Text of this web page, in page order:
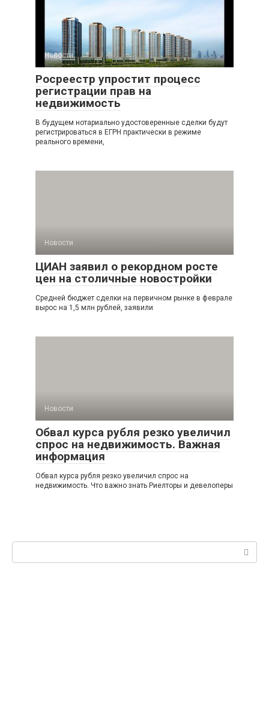
Новости
Росреестр упростит процесс
регистрации прав на
недвижимость
В будущем нотариально удостоверенные сделки будут
регистрироваться в ЕГРН практически в режиме
реального времени,
Новости
ЦИАН заявил о рекордном росте
цен на столичные новостройки
Средней бюджет сделки на первичном рынке в феврале
вырос на 1,5 млн рублей, заявили
Новости
Обвал курса рубля резко увеличил
спрос на недвижимость. Важная
информация
Обвал курса рубля резко увеличил спрос на
недвижимость. Что важно знать Риелторы и девелоперы